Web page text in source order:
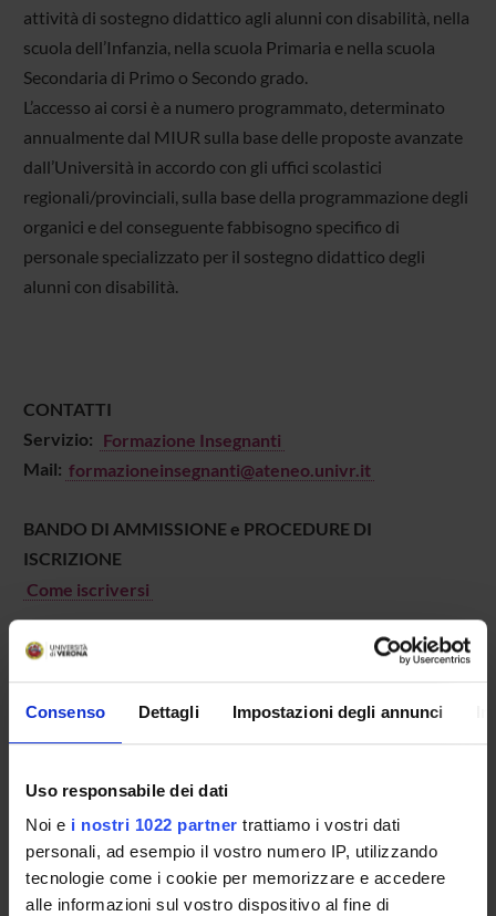
Consenso Dettagli Impostazioni degli annunci
Uso responsabile dei dati
Noi e i nostri 1022 partner trattiamo i vostri dati
personali, ad esempio il vostro numero IP, utilizzando
tecnologie come i cookie per memorizzare e accedere
alle informazioni sul vostro dispositivo al fine di
attività di sostegno didattico agli alunni con disabilità, nella
scuola dell’Infanzia, nella scuola Primaria e nella scuola
Secondaria di Primo o Secondo grado.
L’accesso ai corsi è a numero programmato, determinato
annualmente dal MIUR sulla base delle proposte avanzate
dall’Università in accordo con gli uffici scolastici
regionali/provinciali, sulla base della programmazione degli
organici e del conseguente fabbisogno specifico di
personale specializzato per il sostegno didattico degli
alunni con disabilità.
CONTATTI
Servizio: Formazione Insegnanti
Mail: formazioneinsegnanti@ateneo.univr.it
BANDO DI AMMISSIONE e PROCEDURE DI
ISCRIZIONE
Come iscriversi
SCHEDA DEL CORSO
Corsi di Specializzazione per il Sostegno
Durata
1 Anno
Classe di appartenenza